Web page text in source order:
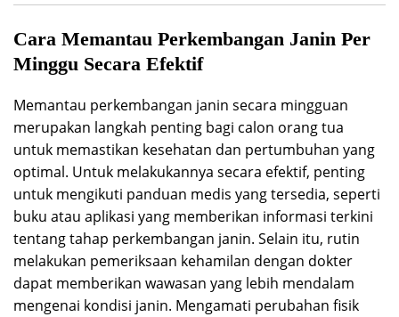
Cara Memantau Perkembangan Janin Per
Minggu Secara Efektif
Memantau perkembangan janin secara mingguan
merupakan langkah penting bagi calon orang tua
untuk memastikan kesehatan dan pertumbuhan yang
optimal. Untuk melakukannya secara efektif, penting
untuk mengikuti panduan medis yang tersedia, seperti
buku atau aplikasi yang memberikan informasi terkini
tentang tahap perkembangan janin. Selain itu, rutin
melakukan pemeriksaan kehamilan dengan dokter
dapat memberikan wawasan yang lebih mendalam
mengenai kondisi janin. Mengamati perubahan fisik